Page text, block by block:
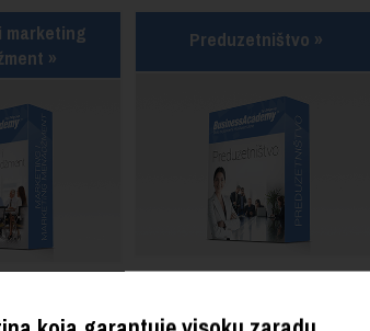
marketing
»
Preduzetništvo »